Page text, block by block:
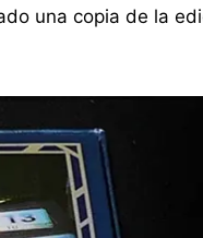
una copia de la